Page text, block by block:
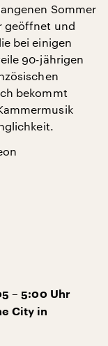
Sommer
geöffnet und
bei einigen
90-jährigen
bekommt
– 5:00 Uhr
City in